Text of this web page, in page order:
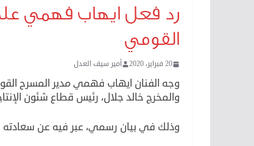
رد فعل ايهاب فهمي
القومي
20 فبراير، 2020 أمير سيف العدل
وجه الفنان ايهاب فهمي مدير المسرح
والمخرج خالد جلال، رئيس قطاع شئون
وذلك في بيان رسمي، عبر فيه عن سعادته